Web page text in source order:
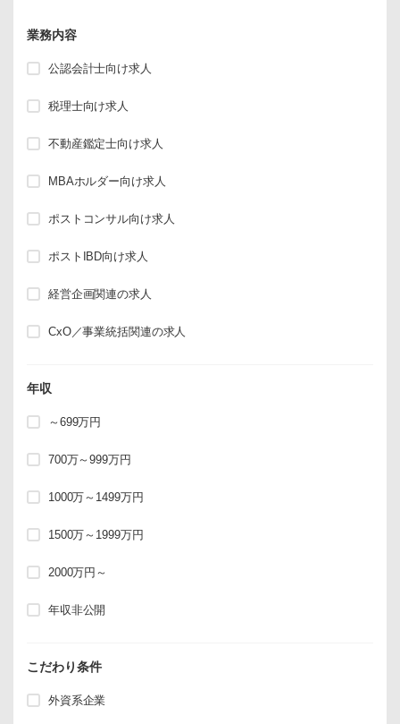
業務内容
公認会計士向け求人
税理士向け求人
不動産鑑定士向け求人
MBAホルダー向け求人
ポストコンサル向け求人
ポストIBD向け求人
経営企画関連の求人
CxO／事業統括関連の求人
年収
～699万円
700万～999万円
1000万～1499万円
1500万～1999万円
2000万円～
年収非公開
こだわり条件
外資系企業